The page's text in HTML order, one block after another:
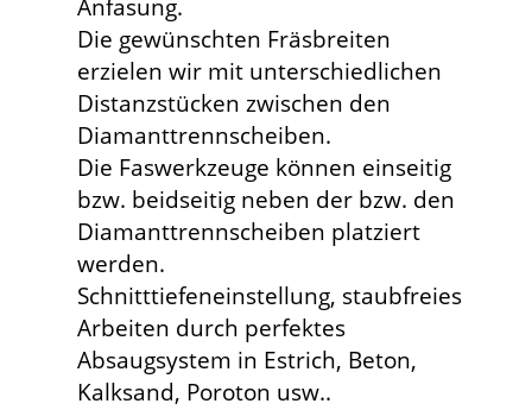
Anfasung.
Die gewünschten Fräsbreiten
erzielen wir mit unterschiedlichen
Distanzstücken zwischen den
Diamanttrennscheiben.
Die Faswerkzeuge können einseitig
bzw. beidseitig neben der bzw. den
Diamanttrennscheiben platziert
werden.
Schnitttiefeneinstellung, staubfreies
Arbeiten durch perfektes
Absaugsystem in Estrich, Beton,
Kalksand, Poroton usw..